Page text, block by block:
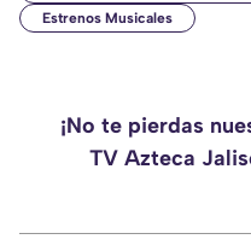
Estrenos Musicales
¡No te pierdas
TV Azteca